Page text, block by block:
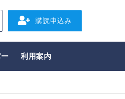
購読申込み
利用案内